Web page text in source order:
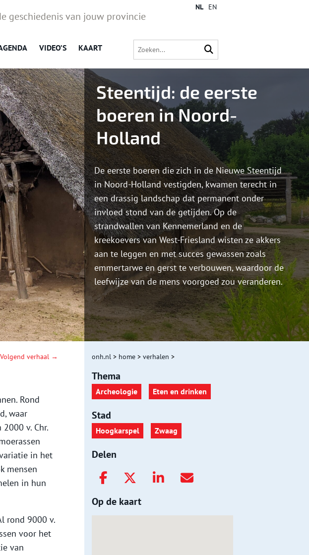
geschiedenis van jouw provincie
VIDEO’S KAART
NL EN
Steentijd: de eerste
boeren in Noord-
Holland
De eerste boeren die zich in de Nieuwe Steentijd
in Noord-Holland vestigden, kwamen terecht in
een drassig landschap dat permanent onder
invloed stond van de getijden. Op de
strandwallen van Kennemerland en de
kreekoevers van West-Friesland wisten ze akkers
aan te leggen en met succes gewassen zoals
emmertarwe en gerst te verbouwen, waardoor de
leefwijze van de mens voorgoed zou veranderen.
Volgend verhaal →
Rond
waar
v. Chr.
in het
mensen
in hun
rond 9000 v.
voor het
van
onh.nl > home > verhalen >
Thema
Archeologie Eten en drinken
Stad
Hoogkarspel Zwaag
Delen
Op de kaart